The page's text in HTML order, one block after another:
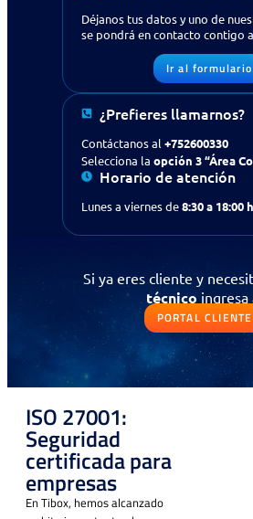
Déjanos tus datos y uno de
se pondrá en contacto contigo
Ir al formulario
¿Prefieres llamarnos?
Contáctanos al +752600330
Selecciona la opción 3 “Área
Horario de atención
Lunes a viernes de8:30 a 18:00
Si ya eres cliente y
técnico ingresa
PORTAL CLIENTE
ISO 27001:
Seguridad
certificada para
empresas
En Tibox, hemos alcanzado
¿Buscas apoyo en
para tu empresa?
Solicitud de contacto
IR AL FORMULARIO
Contáctanos al
Selecciona la opción 3